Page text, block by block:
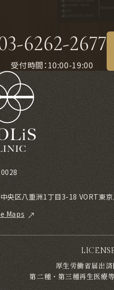
6262-2677
受付時間：10:00-19:00
央区八重洲1丁目3-18 VORT東
Maps
厚生労働省届出
第二種・第三種再生医療